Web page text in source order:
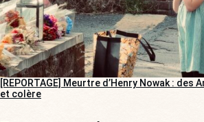
[REPORTAGE] Meurtre d’Henry Nowak :
et colère